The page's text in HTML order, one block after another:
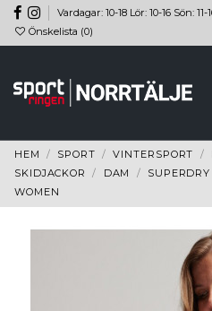
Vardagar: 10-18 Lör: 10-16 Sön:
Önskelista (0)
HEM SPORT VINTERSPORT
SKIDJACKOR
DAM
WOMEN